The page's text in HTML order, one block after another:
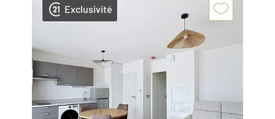
Exclusivité